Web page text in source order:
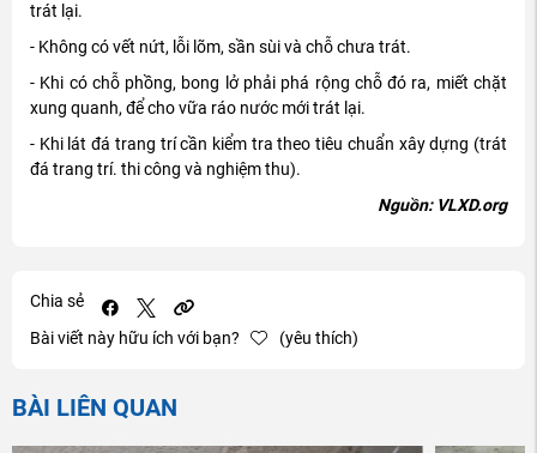
trát lại.
- Không có vết nứt, lỗi lõm, sần sùi và chỗ chưa trát.
- Khi có chỗ phồng, bong lở phải phá rộng chỗ đó ra, miết chặt
xung quanh, để cho vữa ráo nước mới trát lại.
- Khi lát đá trang trí cần kiểm tra theo tiêu chuẩn xây dựng (trát
đá trang trí. thi công và nghiệm thu).
Nguồn: VLXD.org
Chia sẻ
Bài viết này hữu ích với bạn?
(yêu thích)
BÀI LIÊN QUAN